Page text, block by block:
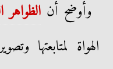
وأوضح أنالظواهر
الهواة لمتابعتها